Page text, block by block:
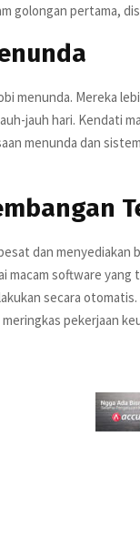
golongan pertama,
menunda. Mereka
jauh hari. Kendati
menunda dan
dan
macam software
secara
pekerjaan